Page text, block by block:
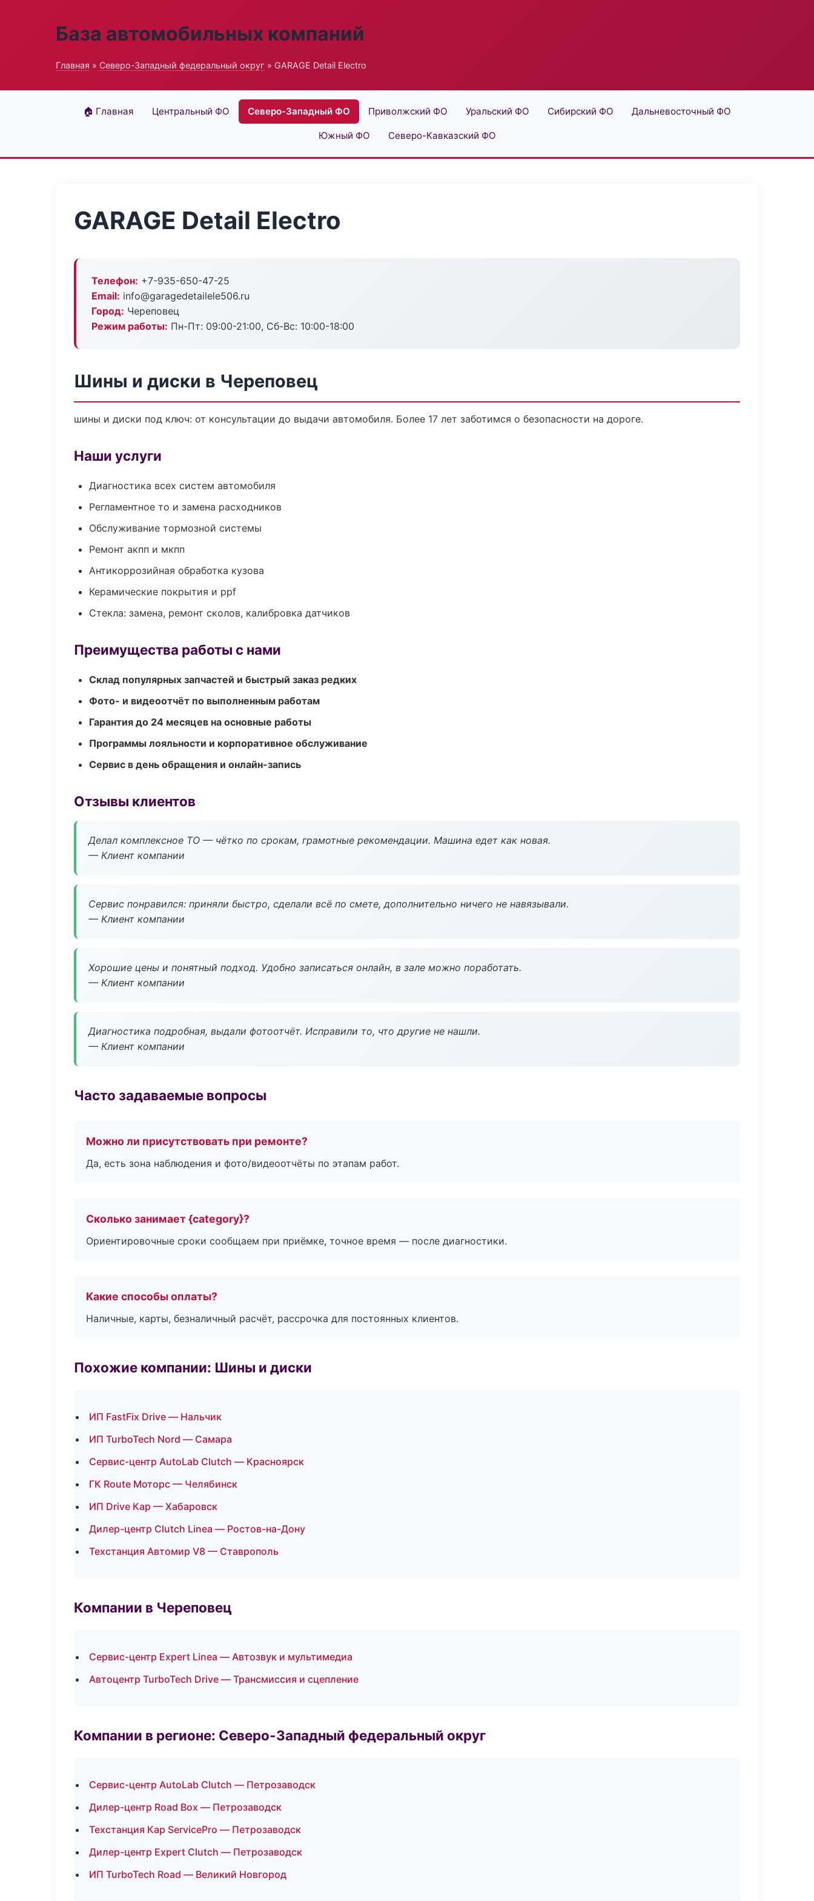
База автомобильных компаний
Главная » Северо-Западный федеральный округ » GARAGE Detail Electro
🏠 Главная Центральный ФО Северо-Западный ФО Приволжский ФО Уральский ФО Сибирский ФО Дальневосточный ФО
Южный ФО Северо-Кавказский ФО
GARAGE Detail Electro
Телефон: +7-935-650-47-25
Email: info@garagedetailele506.ru
Город: Череповец
Режим работы: Пн-Пт: 09:00-21:00, Сб-Вс: 10:00-18:00
Шины и диски в Череповец
шины и диски под ключ: от консультации до выдачи автомобиля. Более 17 лет заботимся о безопасности на дороге.
Наши услуги
Диагностика всех систем автомобиля
Регламентное то и замена расходников
Обслуживание тормозной системы
Ремонт акпп и мкпп
Антикоррозийная обработка кузова
Керамические покрытия и ppf
Стекла: замена, ремонт сколов, калибровка датчиков
Преимущества работы с нами
Склад популярных запчастей и быстрый заказ редких
Фото- и видеоотчёт по выполненным работам
Гарантия до 24 месяцев на основные работы
Программы лояльности и корпоративное обслуживание
Сервис в день обращения и онлайн-запись
Отзывы клиентов
Делал комплексное ТО — чётко по срокам, грамотные рекомендации. Машина едет как новая.
— Клиент компании
Сервис понравился: приняли быстро, сделали всё по смете, дополнительно ничего не навязывали.
— Клиент компании
Хорошие цены и понятный подход. Удобно записаться онлайн, в зале можно поработать.
— Клиент компании
Диагностика подробная, выдали фотоотчёт. Исправили то, что другие не нашли.
— Клиент компании
Часто задаваемые вопросы
Можно ли присутствовать при ремонте?
Да, есть зона наблюдения и фото/видеоотчёты по этапам работ.
Сколько занимает {category}?
Ориентировочные сроки сообщаем при приёмке, точное время — после диагностики.
Какие способы оплаты?
Наличные, карты, безналичный расчёт, рассрочка для постоянных клиентов.
Похожие компании: Шины и диски
ИП FastFix Drive — Нальчик
ИП TurboTech Nord — Самара
Сервис-центр AutoLab Clutch — Красноярск
ГК Route Моторс — Челябинск
ИП Drive Кар — Хабаровск
Дилер-центр Clutch Linea — Ростов-на-Дону
Техстанция Автомир V8 — Ставрополь
Компании в Череповец
Сервис-центр Expert Linea — Автозвук и мультимедиа
Автоцентр TurboTech Drive — Трансмиссия и сцепление
Компании в регионе: Северо-Западный федеральный округ
Сервис-центр AutoLab Clutch — Петрозаводск
Дилер-центр Road Box — Петрозаводск
Техстанция Кар ServicePro — Петрозаводск
Дилер-центр Expert Clutch — Петрозаводск
ИП TurboTech Road — Великий Новгород